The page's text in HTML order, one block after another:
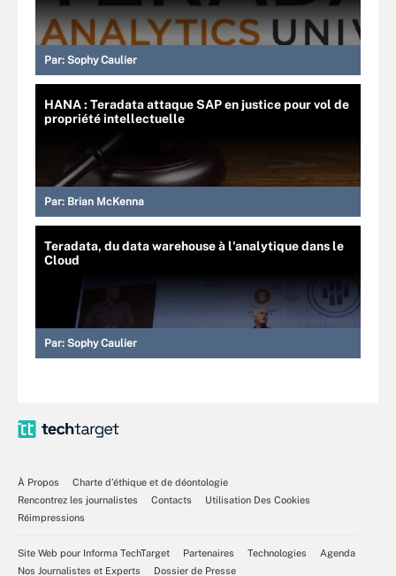
Par: Sophy Caulier
HANA : Teradata attaque SAP en justice pour vol de
propriété intellectuelle
Par: Brian McKenna
Teradata, du data warehouse à l'analytique dans le
Cloud
Par: Sophy Caulier
À Propos
Charte d’éthique et de déontologie
Rencontrez les journalistes
Contacts
Utilisation Des Cookies
Réimpressions
Site Web pour Informa TechTarget Partenaires Technologies
Agenda
Nos Journalistes et Experts
Dossier de Presse